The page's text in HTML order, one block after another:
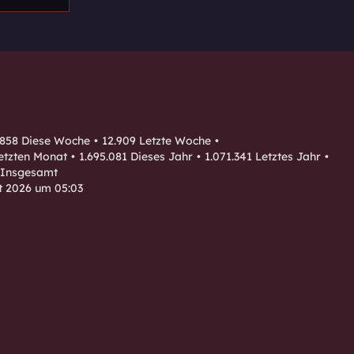
Diese Woche
12.909 Letzte Woche
Monat 1.695.081 Dieses Jahr
1.071.341 Letztes Jahr
Insgesamt
2026 um 05:03